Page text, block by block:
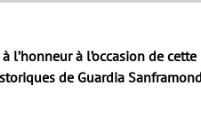
l’honneur à l’occasion de
de Guardia